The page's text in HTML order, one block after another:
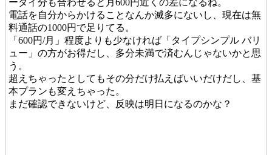
ーダイ分も合わせると月600円近くの差になるね。
電話を自分からかけることなんか滅多にないし、現在は無
料通話の1000円で足りてる。
「600円/月」程度よりも少なければ「タイプシンプル バリ
ュー」の方がお得だし、多分未満で済むんじゃないかと思
う。
超えちゃったとしてもその分だけ払えばいいだけだし、基
本プランも変えちゃった。
まだ確認できないけど、反映は明日になるのかな？